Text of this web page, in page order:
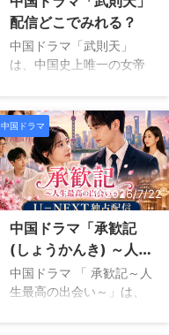
配信どこでみれる？
中国ドラマ「武則天」
は、中国史上唯一の女帝
なスケールで描いた歴史
超大作です。 主演を務め
るファン ビンビンは、宮
廷に入った１０代の少女
時代から絶大な権力を握
る晩年までを演じ切り、
その圧倒的な存在感で多
くの見る方を魅了しまし
た。 本作の魅力は、単な
る歴史ドラマにとどまら
中国ドラマ
2026/7/22
中国ドラマ「承歓記
(しょうかんき) ～人生
最高の出会い～」配信
どこでみれる？
中国ドラマ 「 承歓記～人
生最高の出会い～」は、